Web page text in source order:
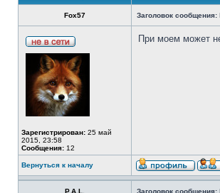
Fox57 Заголовок сообщения:
Зарегистрирован: 25 май
2015, 23:58
Сообщения: 12
При моем может
Вернуться к началу
P.A.L. Заголовок сообщения: